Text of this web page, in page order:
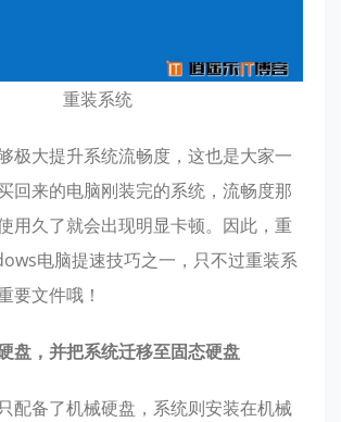
重装系统
极大提升系统流畅度，这也是大家一
回来的电脑刚装完的系统，流畅度那
用久了就会出现明显卡顿。因此，重
电脑提速技巧之一，只不过重装系
要文件哦！
盘，并把系统迁移至固态硬盘
配备了机械硬盘，系统则安装在机械